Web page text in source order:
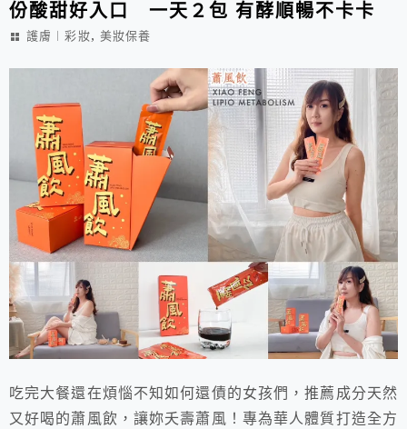
份酸甜好入口 一天２包 有酵順暢不卡卡
護膚︱彩妝, 美妝保養
吃完大餐還在煩惱不知如何還債的女孩們，推薦成分天然
又好喝的蕭風飲，讓妳夭壽蕭風！專為華人體質打造全方